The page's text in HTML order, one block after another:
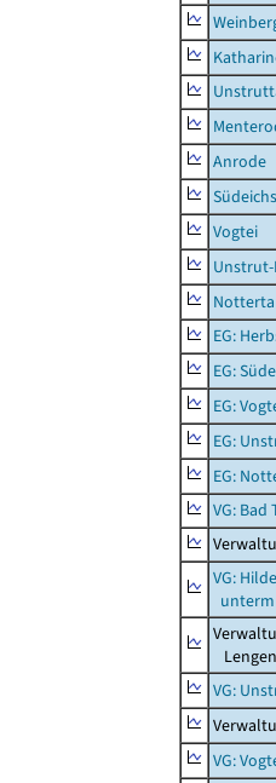
Anrode
Vogtei
EG:
EG:
EG:
EG:
EG:
VG: Bad
VG:
VG:
VG: